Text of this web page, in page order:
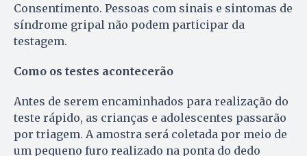
Consentimento. Pessoas com sinais e sintomas de
síndrome gripal não podem participar da
testagem.
Como os testes acontecerão
Antes de serem encaminhados para realização do
teste rápido, as crianças e adolescentes passarão
por triagem. A amostra será coletada por meio de
um pequeno furo realizado na ponta do dedo